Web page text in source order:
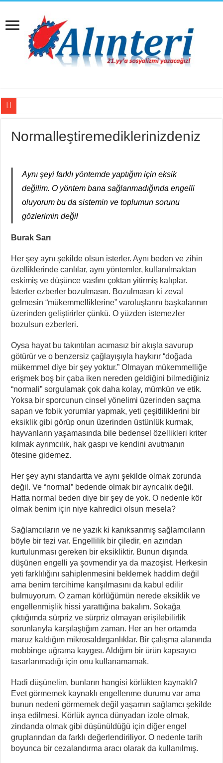
KORTEKS İşçileri 20 Yıllık Sultaya Karşı Çıkıyor
II. Enternasyonal’in Sosyalizm Anlayışının 2.0 Versiyonu
Stuttgart’ta Kadın Katliamı Girişimine Karşı Kadınlar
Cezaevindeki 14. Gününde Özcan Aksu İşkenceyle mi Katledildi?
NATO Tutsakları Serbest Bırakılsın!
Sahel’den Ceuta’ya Yönelen Göç Dalgası
24. Munzur Kültür ve Doğa Festivali’nde Keyfi Gözaltılar
Avrupa’da “Tasarruf” Politikalarına Karşı Grev Dalgası Büyüyor
Normalleştiremediklerinizdeniz
Aynı şeyi farklı yöntemde yaptığım için eksik
değilim. O yöntem bana sağlanmadığında engelli
oluyorum bu da sistemin ve toplumun sorunu
gözlerimin değil
Burak Sarı
Her şey aynı şekilde olsun isterler. Aynı beden ve zihin
özelliklerinde canlılar, aynı yöntemler, kullanılmaktan
eskimiş ve düşünce vasfını çoktan yitirmiş kalıplar.
İsterler ezberler bozulmasın. Bozulmasın ki zeval
gelmesin “mükemmelliklerine” varoluşlarını başkalarının
üzerinden geliştirirler çünkü. O yüzden istemezler
bozulsun ezberleri.
Oysa hayat bu takıntıları acımasız bir akışla savurup
götürür ve o benzersiz çağlayışıyla haykırır “doğada
mükemmel diye bir şey yoktur.” Olmayan mükemmelliğe
erişmek boş bir çaba iken nereden geldiğini bilmediğiniz
“normali” sorgulamak çok daha kolay, mümkün ve etik.
Yoksa bir sporcunun cinsel yönelimi üzerinden saçma
sapan ve fobik yorumlar yapmak, yeti çeşitliliklerini bir
eksiklik gibi görüp onun üzerinden üstünlük kurmak,
hayvanların yaşamasında bile bedensel özellikleri kriter
kılmak ayrımcılık, hak gaspı ve kendini avutmanın
ötesine gidemez.
Her şey aynı standartta ve aynı şekilde olmak zorunda
değil. Ve “normal” bedende olmak bir ayrıcalık değil.
Hatta normal beden diye bir şey de yok. O nedenle kör
olmak benim için niye kahredici olsun mesela?
Sağlamcıların ve ne yazık ki kanıksanmış sağlamcıların
böyle bir tezi var. Engellilik bir çiledir, en azından
kurtulunması gereken bir eksikliktir. Bunun dışında
düşünen engelli ya şovmendir ya da mazoşist. Herkesin
yeti farklılığını sahiplenmesini beklemek haddim değil
ama benim tercihime karışılmasını da kabul edilir
bulmuyorum. O zaman körlüğümün nerede eksiklik ve
engellenmişlik hissi yarattığına bakalım. Sokağa
çıktığımda sürpriz ve sürpriz olmayan erişilebilirlik
sorunlarıyla karşılaştığım zaman. Her an her ortamda
maruz kaldığım mikrosaldırganlıklar. Bir çalışma alanında
mobbinge uğrama kaygısı. Aldığım bir ürün kapsayıcı
tasarlanmadığı için onu kullanamamak.
Hadi düşünelim, bunların hangisi körlükten kaynaklı?
Evet görmemek kaynaklı engellenme durumu var ama
bunun nedeni görmemek değil yaşamın sağlamcı şekilde
inşa edilmesi. Körlük ayrıca dünyadan izole olmak,
zindanda olmak gibi düşünüldüğü için diğer engel
gruplarından da farklı değerlendiriliyor. O nedenle tarih
boyunca bir cezalandırma aracı olarak da kullanılmış.